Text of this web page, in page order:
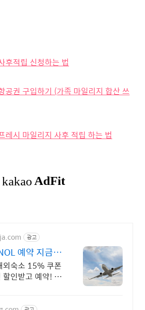
후적립 신청하는 법
공권 구입하기 (가족 마일리지 합산 쓰
레시 마일리지 사후 적립 하는 법
광고
예약 지금
가
외숙소 15% 쿠폰
인받고 예약! 바